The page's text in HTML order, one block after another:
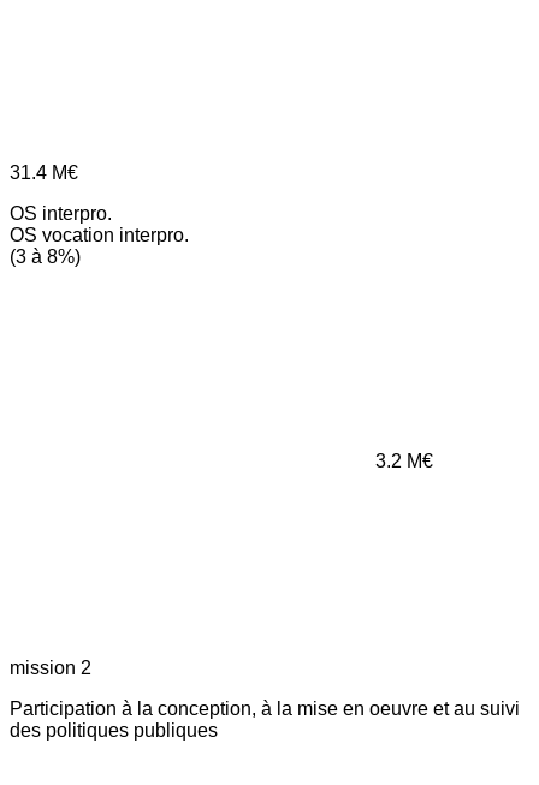
31.4 M€
OS interpro.
OS vocation interpro.
(3 à 8%)
3.2 M€
mission 2
Participation à la conception, à la mise en oeuvre et au suivi
des politiques publiques